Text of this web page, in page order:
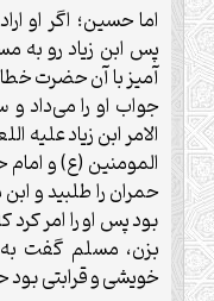
اما حسین؛ اگر او
پس ابن زیاد رو
آمیز با آن حضرت
جواب او را می‌داد
الامر ابن زیاد علیه
المومنین (ع) و
حمران را طلبید و
بود پس او را امر کرد
بزن، مسلم گفت
خویشی و قرابتی